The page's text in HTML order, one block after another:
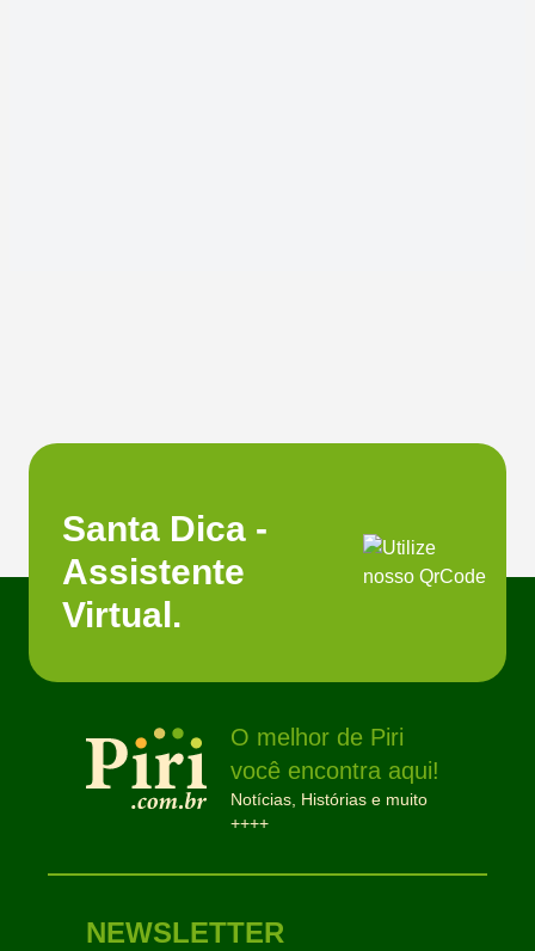
Santa Dica -
Assistente
Virtual.
O melhor de Piri
você encontra aqui!
Notícias, Histórias e muito
++++
NEWSLETTER